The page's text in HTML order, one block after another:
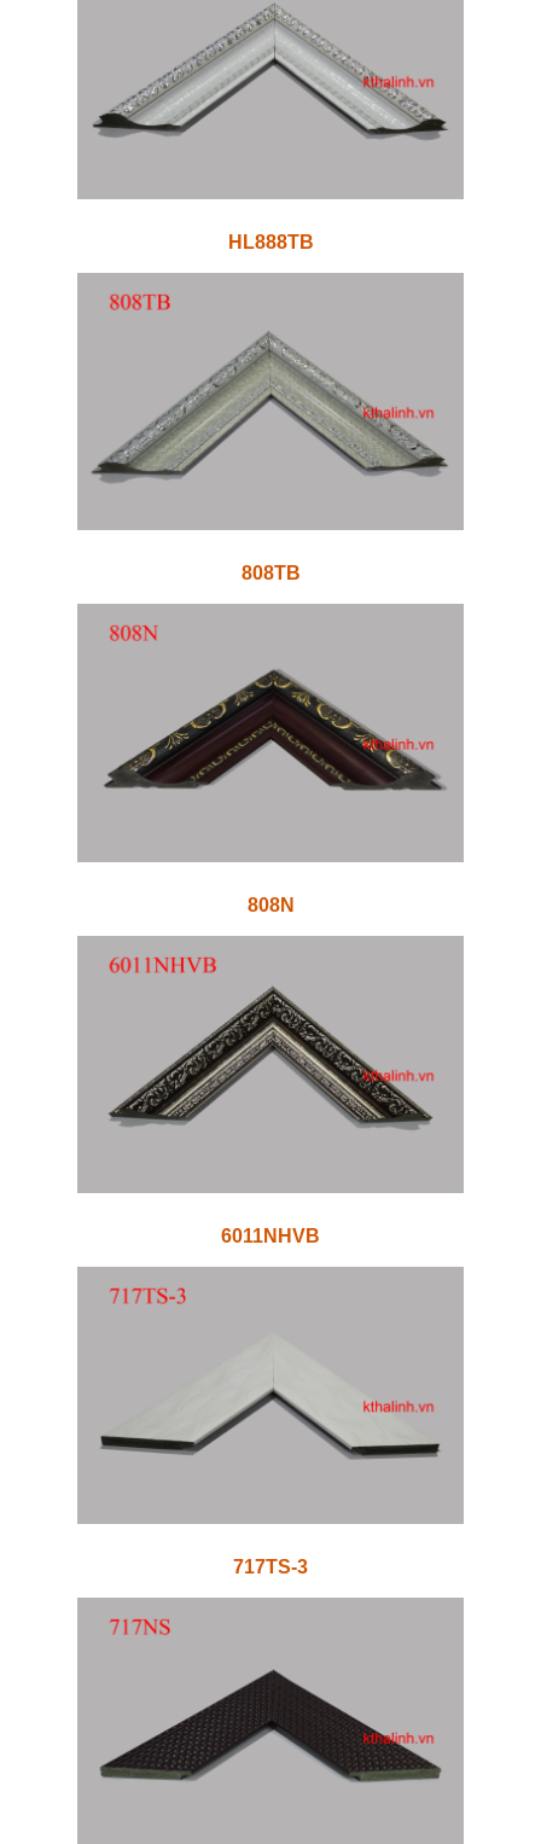
HL888TB
808TB
808N
6011NHVB
717TS-3